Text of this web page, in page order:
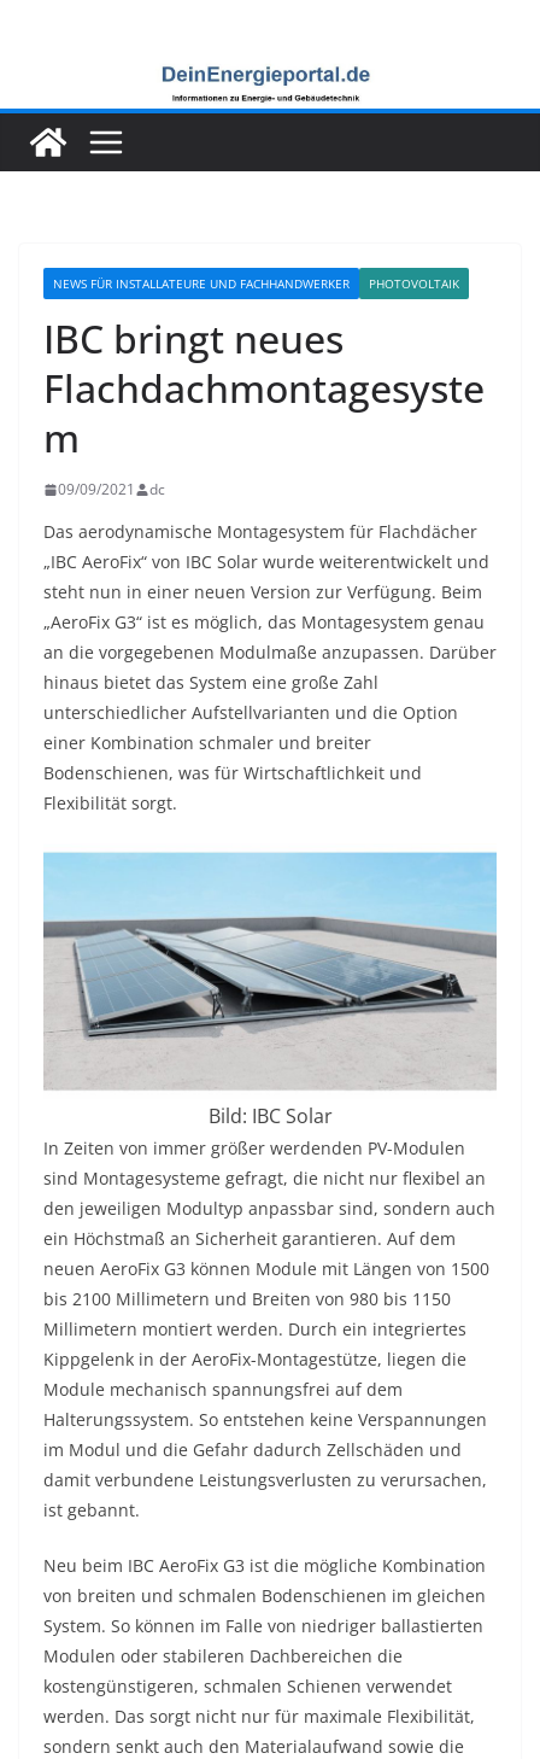
NEWS FÜR INSTALLATEURE UND FACHHANDWERKER PHOTOVOLTAIK
IBC bringt neues
Flachdachmontagesyste
m
09/09/2021 dc
Das aerodynamische Montagesystem für Flachdächer
„IBC AeroFix“ von IBC Solar wurde weiterentwickelt und
steht nun in einer neuen Version zur Verfügung. Beim
„AeroFix G3“ ist es möglich, das Montagesystem genau
an die vorgegebenen Modulmaße anzupassen. Darüber
hinaus bietet das System eine große Zahl
unterschiedlicher Aufstellvarianten und die Option
einer Kombination schmaler und breiter
Bodenschienen, was für Wirtschaftlichkeit und
Flexibilität sorgt.
Bild: IBC Solar
In Zeiten von immer größer werdenden PV-Modulen
sind Montagesysteme gefragt, die nicht nur flexibel an
den jeweiligen Modultyp anpassbar sind, sondern auch
ein Höchstmaß an Sicherheit garantieren. Auf dem
neuen AeroFix G3 können Module mit Längen von 1500
bis 2100 Millimetern und Breiten von 980 bis 1150
Millimetern montiert werden. Durch ein integriertes
Kippgelenk in der AeroFix-Montagestütze, liegen die
Module mechanisch spannungsfrei auf dem
Halterungssystem. So entstehen keine Verspannungen
im Modul und die Gefahr dadurch Zellschäden und
damit verbundene Leistungsverlusten zu verursachen,
ist gebannt.
Neu beim IBC AeroFix G3 ist die mögliche Kombination
von breiten und schmalen Bodenschienen im gleichen
System. So können im Falle von niedriger ballastierten
Modulen oder stabileren Dachbereichen die
kostengünstigeren, schmalen Schienen verwendet
werden. Das sorgt nicht nur für maximale Flexibilität,
sondern senkt auch den Materialaufwand sowie die